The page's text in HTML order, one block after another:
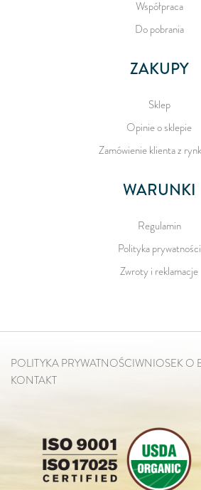
Współpraca
Do pobrania
ZAKUPY
Sklep
Opinie o sklepie
Zamówienie klienta z
WARUNKI
Regulamin
Polityka prywatności
Zwroty i reklamacje
POLITYKA PRYWATNOŚCIWNIOSEK O
KONTAKT